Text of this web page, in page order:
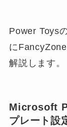
Power Toys
に
解説します。
Microsoft
プレート設